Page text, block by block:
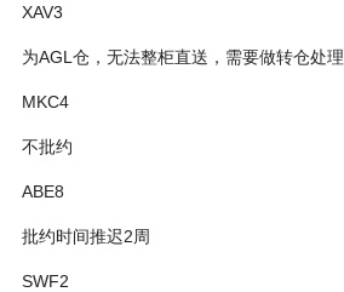
XAV3
为AGL仓，无法整柜直送，需要做转仓处理
MKC4
不批约
ABE8
批约时间推迟2周
SWF2